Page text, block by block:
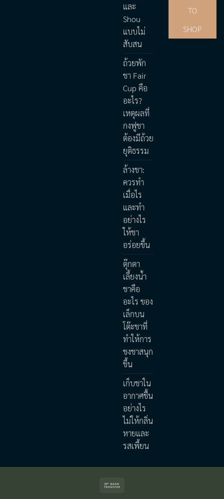
และ
Shou
แบบไม่
สับสน
ถ้วยพัก
ชา Fair
Cup คือ
อะไร?
เหตุผลที่
กงฟูชา
ต้องมีถ้วย
ยุติธรรม
ล้างชา:
ควรทำ
เมื่อไร
และทำ
อย่างไร
ให้ชา
อร่อยขึ้น
ตุ๊กตา
เลี้ยงน้ำ
ชาคือ
อะไร ของ
เล็กบน
โต๊ะชาที่
ทำให้การ
ชงชาสนุก
ขึ้น
เก็บชาใน
อากาศชื้น
อย่างไร
ไม่ให้กลิ่น
หายและ
รสเพี้ยน
TO
SHOP